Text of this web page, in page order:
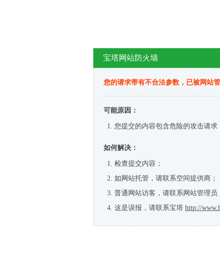
宝塔网站防火墙
您的请求带有不合法参数，已被网站
可能原因：
您提交的内容包含危险的攻击请求
如何解决：
检查提交内容；
如网站托管，请联系空间提供商；
普通网站访客，请联系网站管理员
这是误报，请联系宝塔 http://